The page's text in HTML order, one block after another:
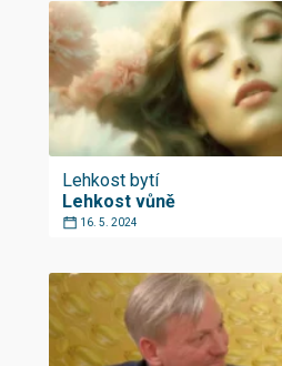
Lehkost bytí
Lehkost vůně
16. 5. 2024